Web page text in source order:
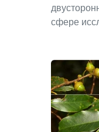
сфере